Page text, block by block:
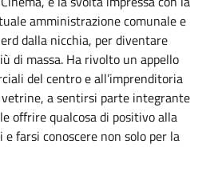
amministrazione comunale e
dalla nicchia, per diventare
di massa. Ha rivolto un appello
del centro e all’imprenditoria
vetrine, a sentirsi parte integrante
offrire qualcosa di positivo alla
farsi conoscere non solo per la